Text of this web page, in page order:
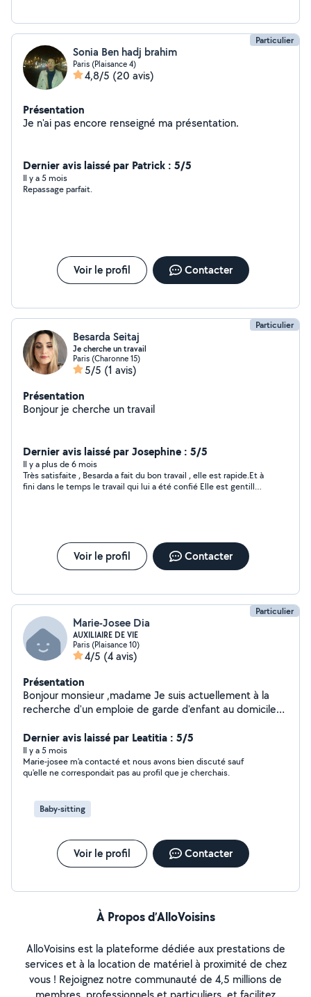
POUR MAINTENIR LA MAISON PROPRE ! MERCI MERCI !
Particulier
Sonia Ben hadj brahim
Paris (Plaisance 4)
4,8/5 (20 avis)
Présentation
Je n'ai pas encore renseigné ma présentation.
Dernier avis laissé par Patrick : 5/5
Il y a 5 mois
Repassage parfait.
Voir le profil Contacter
Particulier
Besarda Seitaj
Je cherche un travail
Paris (Charonne 15)
5/5 (1 avis)
Présentation
Bonjour je cherche un travail
Dernier avis laissé par Josephine : 5/5
Il y a plus de 6 mois
Très satisfaite , Besarda a fait du bon travail , elle est rapide.Et à
fini dans le temps le travail qui lui a été confié Elle est gentille
Voir le profil Contacter
Particulier
Marie-Josee Dia
AUXILIAIRE DE VIE
Paris (Plaisance 10)
4/5 (4 avis)
Présentation
Bonjour monsieur ,madame Je suis actuellement à la
recherche d'un emploie de garde d'enfant au domicile
travail et qui adore garder les nourrissons et leur faire à
manger. Je suis disponible de suite pour un entretien
téléphonique et avoir de plus renseignements.
Cordialement
Dernier avis laissé par Leatitia : 5/5
Il y a 5 mois
Marie-josee m'a contacté et nous avons bien discuté sauf
qu'elle ne correspondait pas au profil que je cherchais.
Baby-sitting
Voir le profil Contacter
À Propos d’AlloVoisins
AlloVoisins est la plateforme dédiée aux prestations de
services et à la location de matériel à proximité de chez
vous ! Rejoignez notre communauté de 4,5 millions de